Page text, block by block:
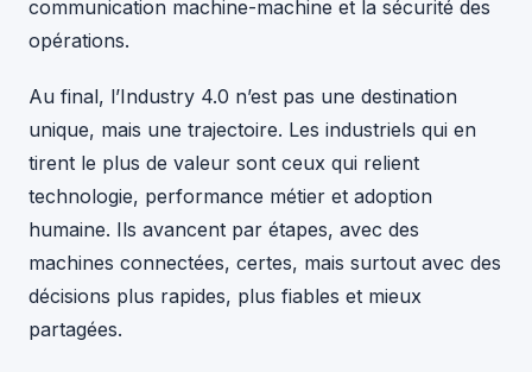
communication machine-machine et la sécurité des
opérations.
Au final, l’Industry 4.0 n’est pas une destination
unique, mais une trajectoire. Les industriels qui en
tirent le plus de valeur sont ceux qui relient
technologie, performance métier et adoption
humaine. Ils avancent par étapes, avec des
machines connectées, certes, mais surtout avec des
décisions plus rapides, plus fiables et mieux
partagées.